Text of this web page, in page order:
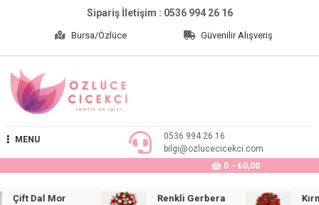
Sipariş İletişim : 0536 994 26 16
Bursa/Özlüce Güvenilir Alışveriş
Özlüce Çiçekçi
MENU
0536 994 26 16
bilgi@ozlucecicekci.com
0
₺0,00
Dal Mor
Renkli Gerbera